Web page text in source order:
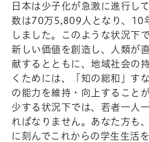
日本は少子化が急激に進行し
数は70万5,809人となり、10
しました。このような状況下
新しい価値を創造し、人類が
献するとともに、地域社会の
くためには、「知の総和」す
の能力を維持・向上すること
少する状況下では、若者一人
ればなりません。あなた方も
に刻んでこれからの学生生活